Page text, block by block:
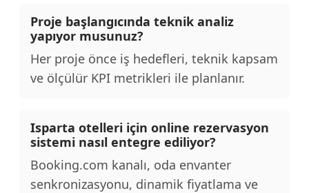
Proje başlangıcında teknik analiz
yapıyor musunuz?
Her proje önce iş hedefleri, teknik kapsam
ve ölçülür KPI metrikleri ile planlanır.
Isparta otelleri için online rezervasyon
sistemi nasıl entegre ediliyor?
Booking.com kanalı, oda envanter
senkronizasyonu, dinamik fiyatlama ve